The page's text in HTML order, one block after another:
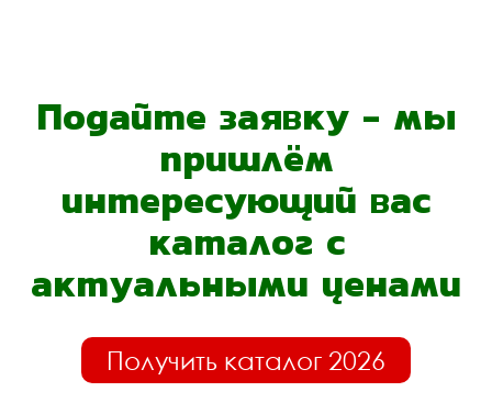
Подайте заявку - мы
пришлём
интересующий вас
каталог с
актуальными ценами
Получить каталог 2026